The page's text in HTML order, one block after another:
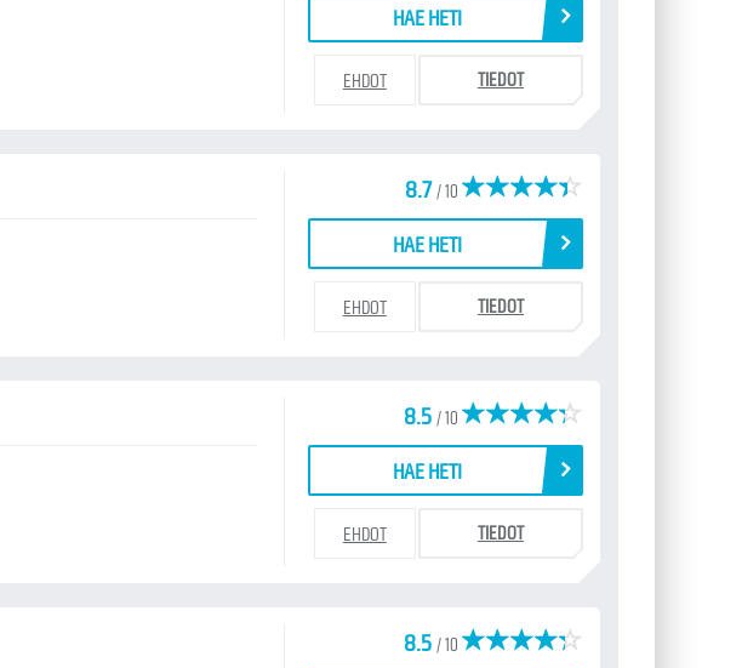
HAE HETI
EHDOT TIEDOT
8.7/ 10
HAE HETI
EHDOT TIEDOT
8.5/ 10
HAE HETI
EHDOT TIEDOT
8.5/ 10